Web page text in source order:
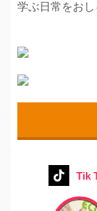
学ぶ日常をお
Tik